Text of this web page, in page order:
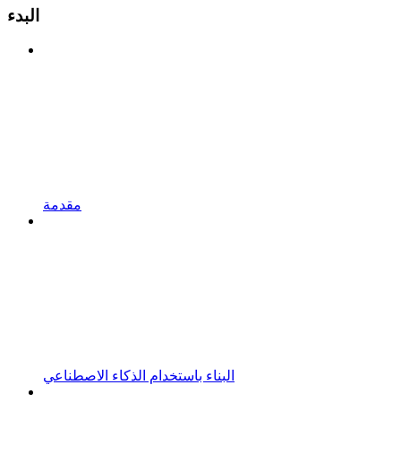
البدء
مقدمة
البناء باستخدام الذكاء الاصطناعي